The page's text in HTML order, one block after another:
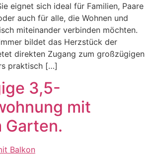
eignet sich ideal für Familien, Paare
auch für alle, die Wohnen und
miteinander verbinden möchten.
bildet das Herzstück der
direkten Zugang zum großzügigen
praktisch […]
3,5-
mit
Garten.